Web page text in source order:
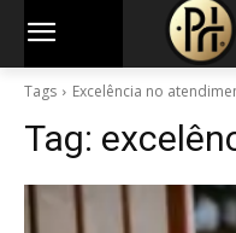
Tags Excelência no
Tag: